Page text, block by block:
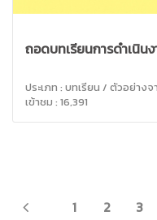
ถอดบทเรียนการดำเนิน
ประเภท : บทเรียน / ตัวอย่างจ
เข้าชม : 16,391
PREV 1 2 3